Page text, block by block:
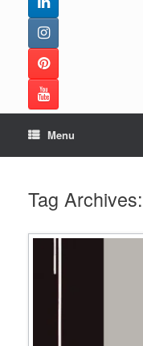
Menu
Tag Archives: